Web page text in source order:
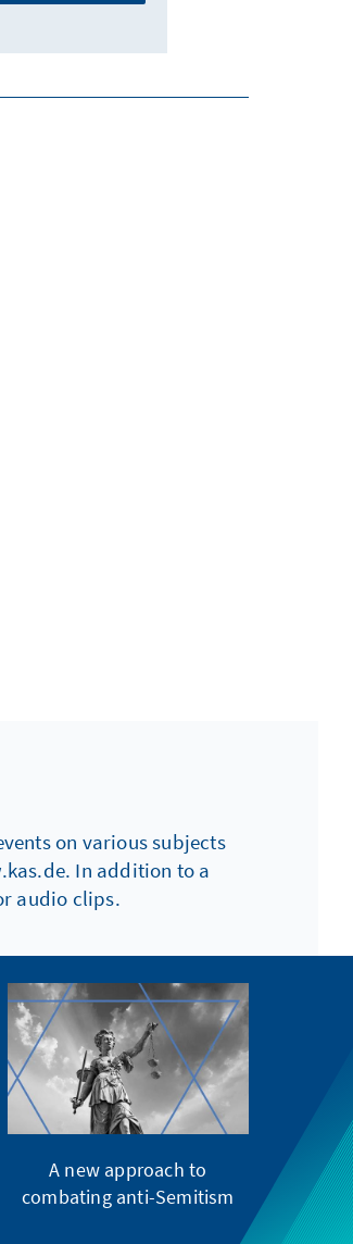
on various subjects
In addition to a
audio clips.
A new approach to
combating anti-Semitism